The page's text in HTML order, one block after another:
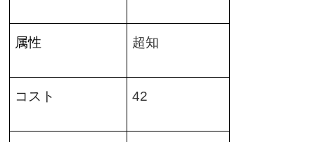
属性 超知
コスト 42